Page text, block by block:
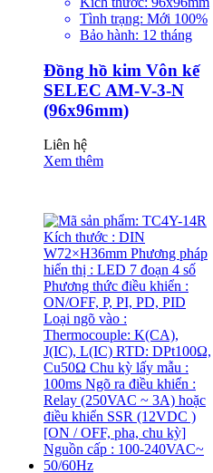
Tình trạng: Mới 100%
Bảo hành: 12 tháng
Đồng hồ kim Vôn kế
SELEC AM-V-3-N
(96x96mm)
Liên hệ
Xem thêm